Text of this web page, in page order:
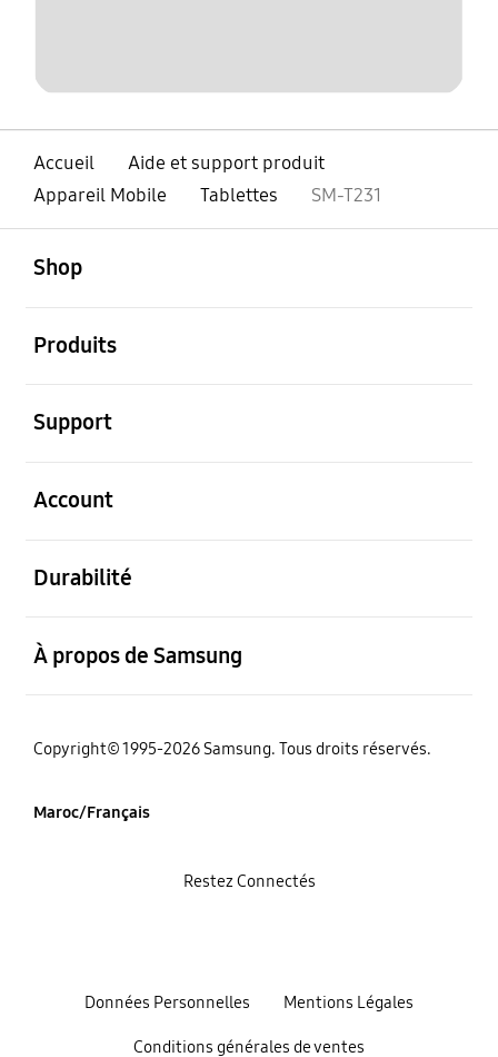
Accueil
Aide et support produit
Appareil Mobile
Tablettes SM-T231
Shop
Produits
Support
Account
Durabilité
À propos de Samsung
Copyright© 1995-2026 Samsung. Tous droits réservés.
Maroc/Français
Données Personnelles Mentions Légales
Conditions générales de ventes
Restez Connectés